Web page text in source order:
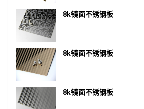
8k镜面不锈钢板
8k镜面不锈钢板
8k镜面不锈钢板